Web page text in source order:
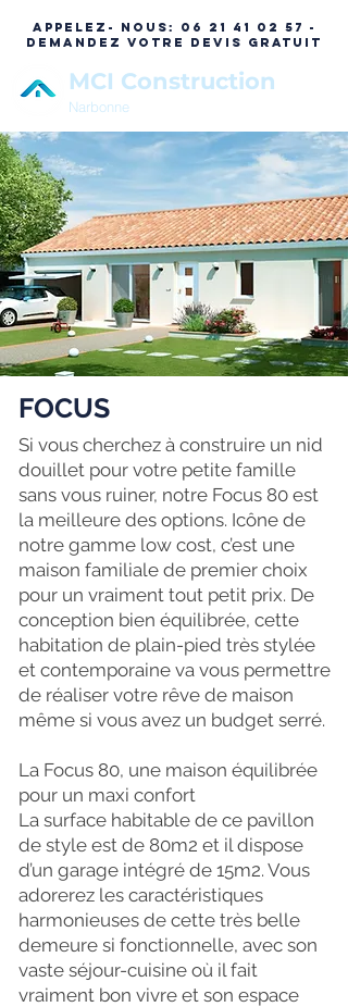
APPELEZ- NOUS:
06 21 41 02 57 -
DEMANDEZ VOTRE DEVIS GRATUIT
MCI Construction
Narbonne
FOCUS
Si vous cherchez à construire un nid
douillet pour votre petite famille
sans vous ruiner, notre Focus 80 est
la meilleure des options. Icône de
notre gamme low cost, c’est une
maison familiale de premier choix
pour un vraiment tout petit prix. De
conception bien équilibrée, cette
habitation de plain-pied très stylée
et contemporaine va vous permettre
de réaliser votre rêve de maison
même si vous avez un budget serré.
La Focus 80, une maison équilibrée
pour un maxi confort
La surface habitable de ce pavillon
de style est de 80m2 et il dispose
d’un garage intégré de 15m2. Vous
adorerez les caractéristiques
harmonieuses de cette très belle
demeure si fonctionnelle, avec son
vaste séjour-cuisine où il fait
vraiment bon vivre et son espace